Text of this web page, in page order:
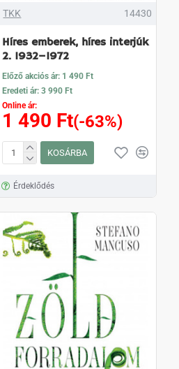
TKK 14430
Híres emberek, híres interjúk
2. 1932–1972
Előző akciós ár: 1 490 Ft
Eredeti ár: 3 990 Ft
Online ár:
1 490 Ft(-63%)
KOSÁRBA
Érdeklődés